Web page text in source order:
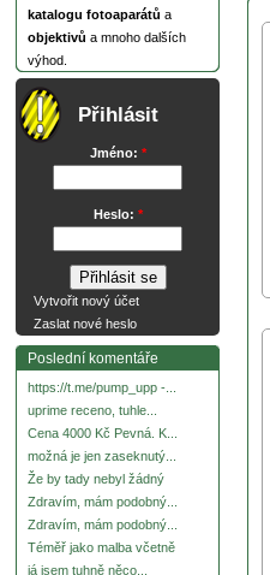
katalogu fotoaparátů a
objektivů a mnoho dalších
výhod.
Přihlásit
Jméno: *
Heslo: *
Vytvořit nový účet
Zaslat nové heslo
Poslední komentáře
https://t.me/pump_upp -...
uprime receno, tuhle...
Cena 4000 Kč Pevná. K...
možná je jen zaseknutý...
Že by tady nebyl žádný
Zdravím, mám podobný...
Zdravím, mám podobný...
Téměř jako malba včetně
já jsem tuhně něco...